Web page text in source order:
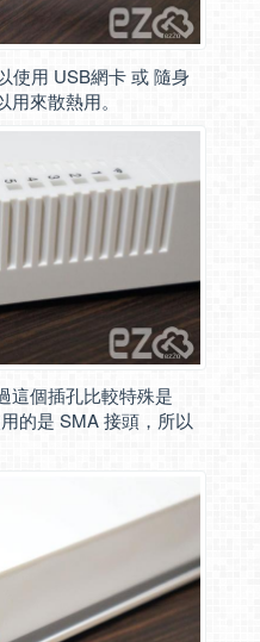
使用 USB網卡 或 隨身
來散熱用。
這個插孔比較特殊是
的是 SMA 接頭，所以